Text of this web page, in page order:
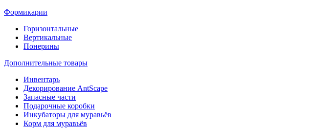
Формикарии
Горизонтальные
Вертикальные
Понерины
Дополнительные товары
Инвентарь
Декорирование AntScape
Запасные части
Подарочные коробки
Инкубаторы для муравьёв
Корм для муравьёв